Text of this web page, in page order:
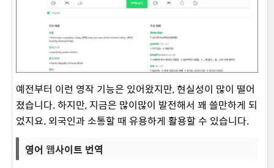
예전부터 이런 영작 기능은 있어왔지만, 현실성이 많이 떨어
졌습니다. 하지만, 지금은 많이많이 발전해서 꽤 쓸만하게 되
었지요. 외국인과 소통할 때 유용하게 활용할 수 있습니다.
영어 웹사이트 번역